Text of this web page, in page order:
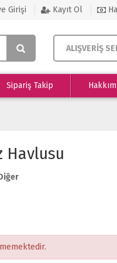
Girişi Kayıt Ol
ALIŞVERİŞ
Sipariş Takip
Havlusu